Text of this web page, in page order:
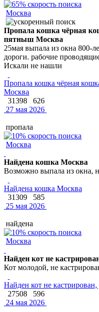
Москва
Пропала кошка чёрная
пятныш Москва
25мая выпала из окна 800-
дороги. рабочие
Искали не нашли
Пропала кошка чёрная
Москва
31398
626
27 мая 2026
пропала
Москва
Найдена кошка Москва
Возможно выпала из окна,
Найдена кошка Москва
31309
585
25 мая 2026
найдена
Москва
Найден кот не
Кот молодой, не
Найден кот не
27508
596
24 мая 2026